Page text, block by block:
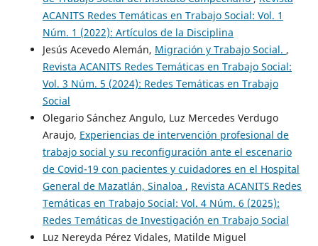
ACANITS Redes Temáticas en Trabajo Social: Vol. 1
Núm. 1 (2022): Artículos de la Disciplina
Jesús Acevedo Alemán, Migración y Trabajo Social. ,
Revista ACANITS Redes Temáticas en Trabajo Social:
Vol. 3 Núm. 5 (2024): Redes Temáticas en Trabajo
Social
Olegario Sánchez Angulo, Luz Mercedes Verdugo
Araujo, Experiencias de intervención profesional de
trabajo social y su reconfiguración ante el escenario
de Covid-19 con pacientes y cuidadores en el Hospital
General de Mazatlán, Sinaloa , Revista ACANITS Redes
Temáticas en Trabajo Social: Vol. 4 Núm. 6 (2025):
Redes Temáticas de Investigación en Trabajo Social
Luz Nereyda Pérez Vidales, Matilde Miguel